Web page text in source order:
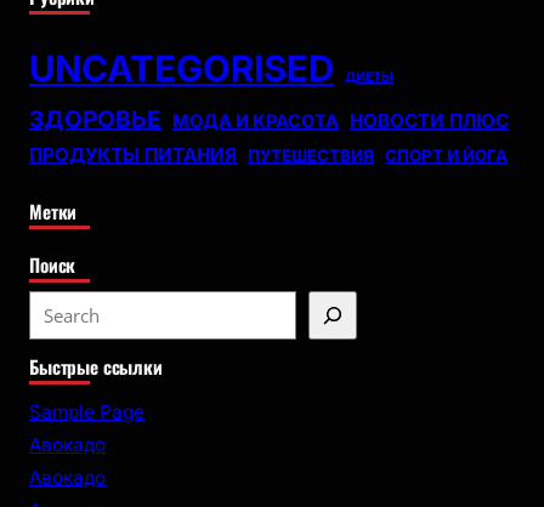
UNCATEGORISED ДИЕТЫ
ЗДОРОВЬЕ МОДА И КРАСОТА НОВОСТИ ПЛЮС
ПРОДУКТЫ ПИТАНИЯ
ПУТЕШЕСТВИЯ СПОРТ И ЙОГА
Метки
Поиск
e
a
r
Быстрые ссылки
Sample Page
Авокадо
Авокадо